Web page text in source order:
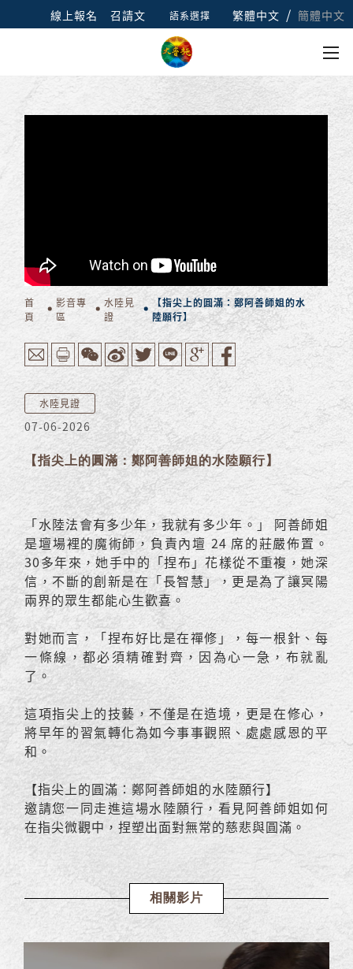
線上報名 召請文 語系選擇 繁體中文 / 簡體中文
首
頁
影音專
區
水陸見
證
【指尖上的圓滿：鄭阿善師姐的水
陸願行】
水陸見證
07-06-2026
【指尖上的圓滿：鄭阿善師姐的水陸願行】
「水陸法會有多少年，我就有多少年。」
阿善師姐
是壇場裡的魔術師，負責內壇 24 席的莊嚴佈置。
30多年來，她手中的「捏布」花樣從不重複，她深
信，不斷的創新是在「長智慧」，更是為了讓冥陽
兩界的眾生都能心生歡喜。
對她而言，「捏布好比是在禪修」，每一根針、每
一條線，都必須精確對齊，因為心一急，布就亂
了。
這項指尖上的技藝，不僅是在造境，更是在修心，
將早年的習氣轉化為如今事事觀照、處處感恩的平
和。
【指尖上的圓滿：鄭阿善師姐的水陸願行】
邀請您一同走進這場水陸願行，看見阿善師姐如何
在指尖微觀中，捏塑出面對無常的慈悲與圓滿。
相關影片